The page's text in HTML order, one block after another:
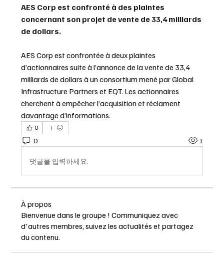
AES Corp est confronté à des plaintes
concernant son projet de vente de 33,4 milliards
de dollars.
AES Corp est confrontée à deux plaintes
d’actionnaires suite à l’annonce de la vente de 33,4
milliards de dollars à un consortium mené par Global
Infrastructure Partners et EQT. Les actionnaires
cherchent à empêcher l’acquisition et réclament
davantage d’informations.
0
0 1
댓글을 입력하세요.
À propos
Bienvenue dans le groupe ! Communiquez avec
d'autres membres, suivez les actualités et partagez
du contenu.